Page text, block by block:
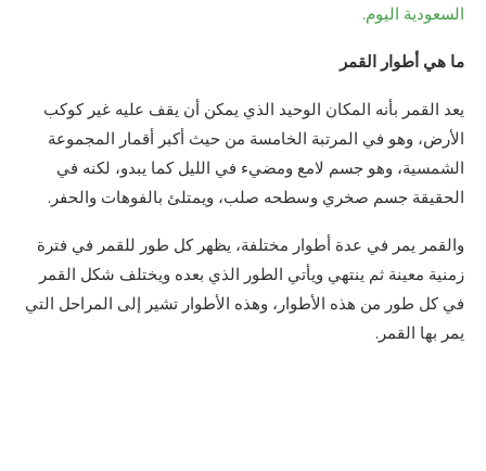
السعودية اليوم.
ما هي أطوار القمر
يعد القمر بأنه المكان الوحيد الذي يمكن أن يقف عليه غير كوكب
الأرض، وهو في المرتبة الخامسة من حيث أكبر أقمار المجموعة
الشمسية، وهو جسم لامع ومضيء في الليل كما يبدو، لكنه في
الحقيقة جسم صخري وسطحه صلب، ويمتلئ بالفوهات والحفر.
والقمر يمر في عدة أطوار مختلفة، يظهر كل طور للقمر في فترة
زمنية معينة ثم ينتهي ويأتي الطور الذي بعده ويختلف شكل القمر
في كل طور من هذه الأطوار، وهذه الأطوار تشير إلى المراحل التي
يمر بها القمر.